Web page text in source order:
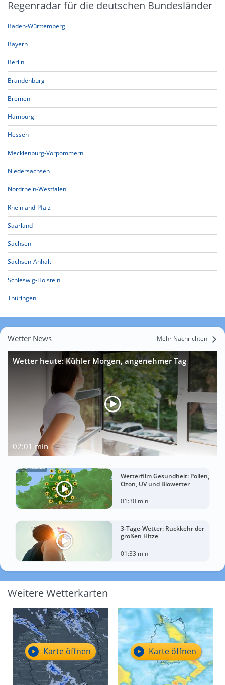
Regenradar für die deutschen Bundesländer
Baden-Württemberg
Bayern
Berlin
Brandenburg
Bremen
Hamburg
Hessen
Mecklenburg-Vorpommern
Niedersachsen
Nordrhein-Westfalen
Rheinland-Pfalz
Saarland
Sachsen
Sachsen-Anhalt
Schleswig-Holstein
Thüringen
Wetter News Mehr Nachrichten
Wetter heute: Kühler Morgen, angenehmer Tag
02:01 min
Wetterfilm Gesundheit: Pollen,
Ozon, UV und Biowetter
01:30 min
3-Tage-Wetter: Rückkehr der
großen Hitze
01:33 min
Weitere Wetterkarten
Karte öffnen Karte öffnen